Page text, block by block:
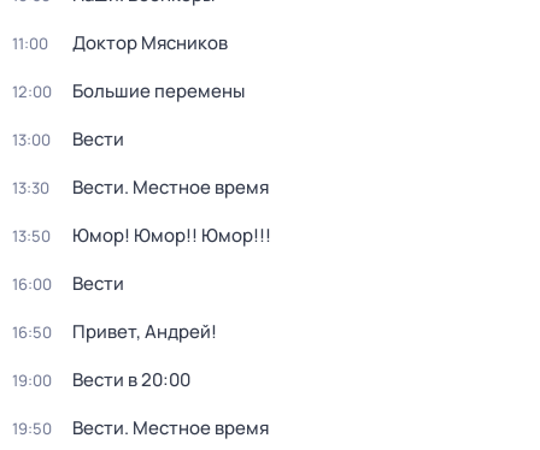
11:00 Доктор Мясников
12:00 Большие перемены
13:00 Вести
13:30 Вести. Местное время
13:50 Юмор! Юмор!! Юмор!!!
16:00 Вести
16:50 Привет, Андрей!
19:00 Вести в 20:00
19:50 Вести. Местное время